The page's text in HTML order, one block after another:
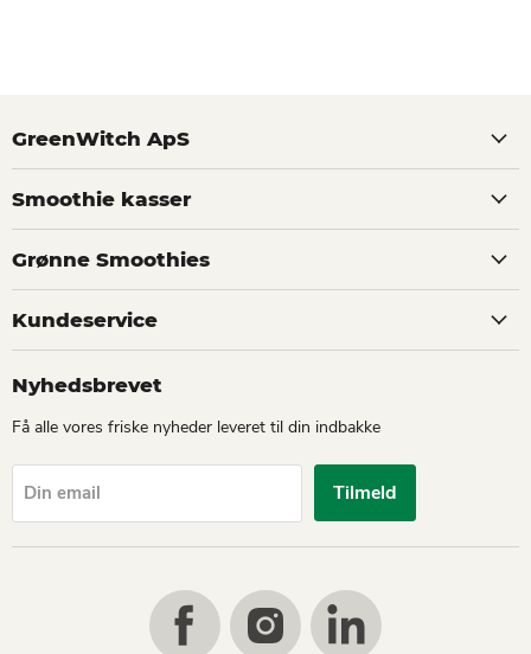
GreenWitch ApS
Smoothie kasser
Grønne Smoothies
Kundeservice
Nyhedsbrevet
Få alle vores friske nyheder leveret til din indbakke
Din email Tilmeld
Find
us
on
Find
us
on
us